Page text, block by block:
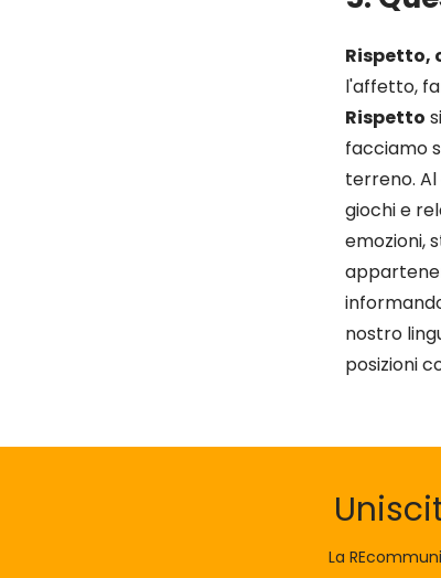
Rispetto,
l'affetto,
Rispetto
facciamo
terreno.
giochi e
emozioni,
nostro
posizioni
La